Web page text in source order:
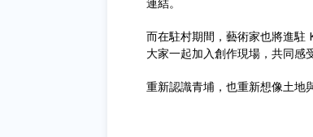
而在駐村期間，藝術家也將進
大家一起加入創作現場，共同感
重新認識青埔，也重新想像土地